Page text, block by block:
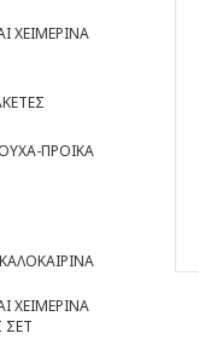
ΧΕΙΜΕΡΙΝΑ
ΠΡΟΙΚΑ
ΧΕΙΜΕΡΙΝΑ